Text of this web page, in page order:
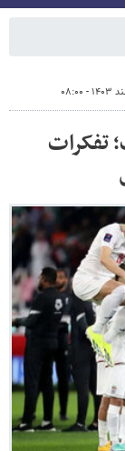
تفکرات